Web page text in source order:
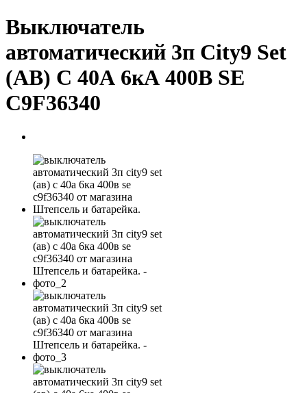
Выключатель
автоматический 3п City9 Set
(АВ) С 40А 6кА 400В SE
C9F36340